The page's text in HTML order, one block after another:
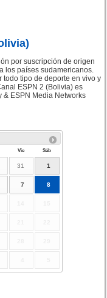
por suscripción de origen
los países sudamericanos.
todo tipo de deporte en vivo y
ESPN 2 (Bolivia) es
& ESPN Media Networks
Vie Sáb
31 1
7 8